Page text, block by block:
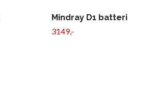
Mindray D1 batteri
3149,-